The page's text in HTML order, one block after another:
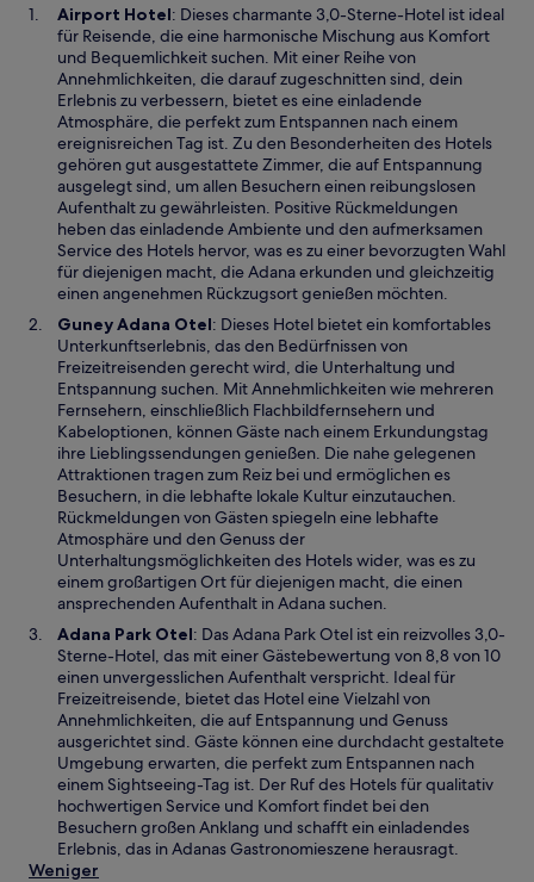
Airport HotelW
i
r
d
i
n
e
i
n
e
m
n
e
u
e
n
F
e
n
s
t
e
r
g
e
ö
f
f
n
e
t
: Dieses charmante 3,0-Sterne-Hotel ist ideal
für Reisende, die eine harmonische Mischung aus Komfort
und Bequemlichkeit suchen. Mit einer Reihe von
Annehmlichkeiten, die darauf zugeschnitten sind, dein
Erlebnis zu verbessern, bietet es eine einladende
Atmosphäre, die perfekt zum Entspannen nach einem
ereignisreichen Tag ist. Zu den Besonderheiten des Hotels
gehören gut ausgestattete Zimmer, die auf Entspannung
ausgelegt sind, um allen Besuchern einen reibungslosen
Aufenthalt zu gewährleisten. Positive Rückmeldungen
heben das einladende Ambiente und den aufmerksamen
Service des Hotels hervor, was es zu einer bevorzugten Wahl
für diejenigen macht, die Adana erkunden und gleichzeitig
einen angenehmen Rückzugsort genießen möchten.
Guney Adana OtelW
i
r
d
i
n
e
i
n
e
m
n
e
u
n
F
e
n
s
t
e
r
g
e
ö
: Dieses Hotel bietet ein komfortables
Unterkunftserlebnis, das den Bedürfnissen von
Freizeitreisenden gerecht wird, die Unterhaltung und
Entspannung suchen. Mit Annehmlichkeiten wie mehreren
Fernsehern, einschließlich Flachbildfernsehern und
Kabeloptionen, können Gäste nach einem Erkundungstag
ihre Lieblingssendungen genießen. Die nahe gelegenen
Attraktionen tragen zum Reiz bei und ermöglichen es
Besuchern, in die lebhafte lokale Kultur einzutauchen.
Rückmeldungen von Gästen spiegeln eine lebhafte
Atmosphäre und den Genuss der
Unterhaltungsmöglichkeiten des Hotels wider, was es zu
einem großartigen Ort für diejenigen macht, die einen
ansprechenden Aufenthalt in Adana suchen.
Adana Park OtelW
i
r
d
n
e
i
n
e
m
: Das Adana Park Otel ist ein reizvolles 3,0-
Sterne-Hotel, das mit einer Gästebewertung von 8,8 von 10
einen unvergesslichen Aufenthalt verspricht. Ideal für
Freizeitreisende, bietet das Hotel eine Vielzahl von
Annehmlichkeiten, die auf Entspannung und Genuss
ausgerichtet sind. Gäste können eine durchdacht gestaltete
Umgebung erwarten, die perfekt zum Entspannen nach
einem Sightseeing-Tag ist. Der Ruf des Hotels für qualitativ
hochwertigen Service und Komfort findet bei den
Besuchern großen Anklang und schafft ein einladendes
Erlebnis, das in Adanas Gastronomieszene herausragt.
Weniger